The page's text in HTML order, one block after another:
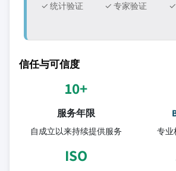
✓ 统计验证
✓ 专家验证 ✓
信任与可信度
10+
服务年限
自成立以来持续提供服务 专业
ISO